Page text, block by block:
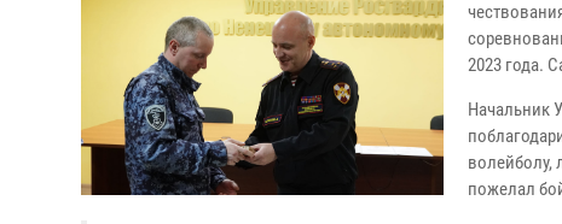
2023 года.
Начальник
волейболу,
пожелал